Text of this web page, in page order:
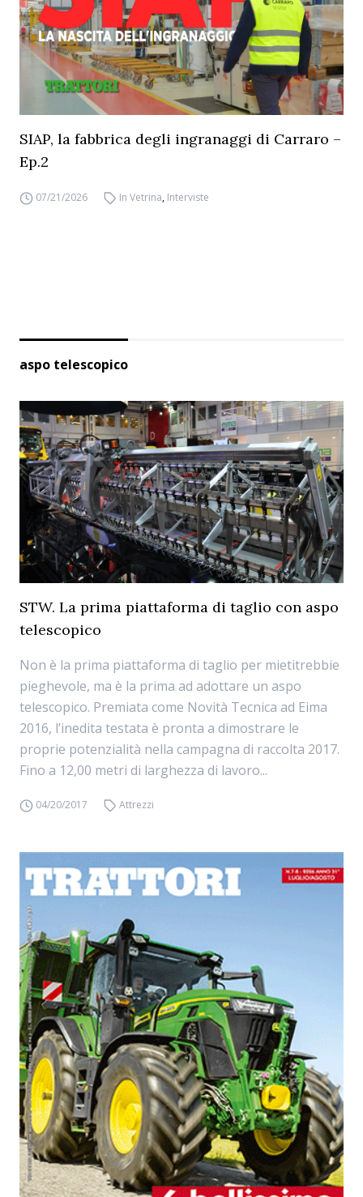
SIAP, la fabbrica degli ingranaggi di Carraro –
Ep.2
07/21/2026 In Vetrina, Interviste
aspo telescopico
STW. La prima piattaforma di taglio con aspo
telescopico
Non è la prima piattaforma di taglio per mietitrebbie
pieghevole, ma è la prima ad adottare un aspo
telescopico. Premiata come Novità Tecnica ad Eima
2016, l’inedita testata è pronta a dimostrare le
proprie potenzialità nella campagna di raccolta 2017.
Fino a 12,00 metri di larghezza di lavoro...
04/20/2017 Attrezzi